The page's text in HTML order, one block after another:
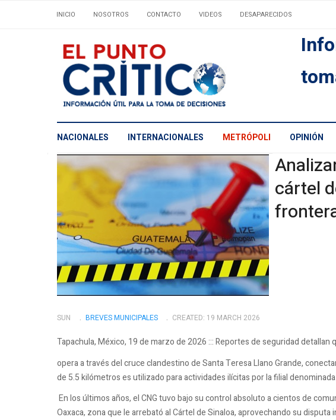
INICIO NOSOTROS CONTACTO VIDEOS DESAPARECIDOS
NACIONALES INTERNACIONALES METRÓPOLI OPINIÓN
cártel
SUN BREVES MUNICIPALES CREATED: 19 MARCH 2026
Tapachula, México, 19 de marzo de 2026 ::: Reportes de seguridad detallan
opera a través del cruce clandestino de Santa Teresa Llano Grande,
de 5.5 kilómetros es utilizado para actividades ilícitas por la filial
En los últimos años, el CNG tuvo bajo su control absoluto a cientos de
Oaxaca, zona que le arrebató al Cártel de Sinaloa, aprovechando su